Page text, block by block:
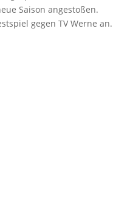
Saison angestoßen.
gegen TV Werne an.